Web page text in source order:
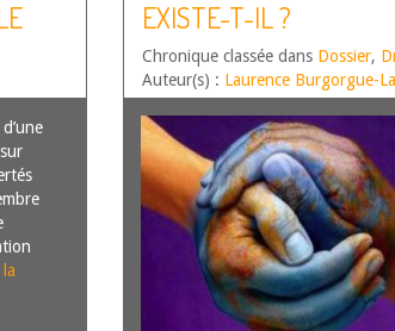
EXISTE-T-IL ?
Chronique classée dans Dossier,
Auteur(s) : Laurence Burgorgue-